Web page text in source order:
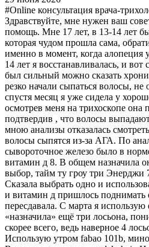
#Online консультация врача-
Здравствуйте, мне нужен ваш
помощь. Мне 17 лет, в 13-14 лет
которая чудом прошла сама,
именно в момент, когда
14 лет я восстанавливалась, и вот
был сильный можно сказать
резко начали сыпаться волосы, не
спустя месяц я уже сидела у
осмотрев меня на трихоскопе она
подтвердив , что волосы
мною анализы отказалась
волосы сыпятся из-за АГА. По
сывороточное железо было в
витамин д 8. В общем назначила
выбор, тайм ту гроу три Энерджи
Сказала выбрать одно и
и витамин д пришлось поднимать
пересдавала. С марта я использую
«назначила» ещё три лосьона,
скорее всего, ведь наверное 4
Использую утром fabao 101b,